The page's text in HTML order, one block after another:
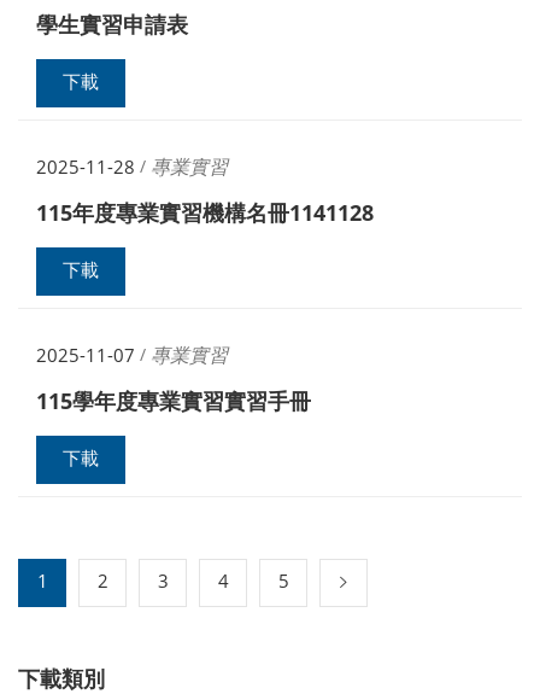
學生實習申請表
下載
2025-11-28 / 專業實習
115年度專業實習機構名冊1141128
下載
2025-11-07 / 專業實習
115學年度專業實習實習手冊
下載
1 2 3 4 5
下載類別